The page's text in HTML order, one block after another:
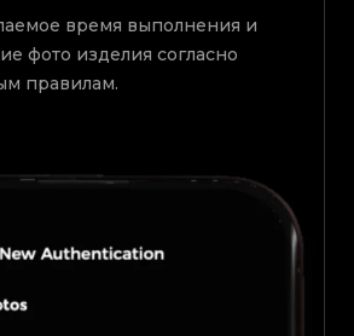
время выполнения и
фото изделия согласно
правилам.